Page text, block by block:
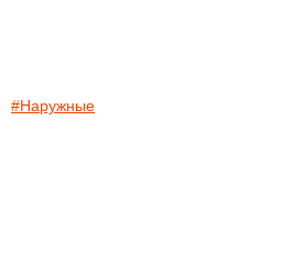
#Наружные